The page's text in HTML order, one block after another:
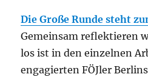
Die Große Runde steht
Gemeinsam reflektieren
los ist in den einzelnen
engagierten FÖJler